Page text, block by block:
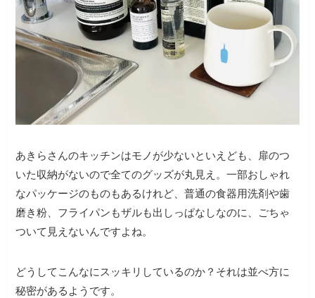
あきらさんのキッチンはモノが少ないといえども、扉のつ
いた収納がないので全てのグッズが丸見え。一部おしゃれ
なパッケージのものもあるけれど、普通の食器用洗剤や歯
磨き粉、フライパンもザルも出しっぱなしなのに、ごちゃ
ついて見えないんですよね。
どうしてこんなにスッキリしているのか？それは並べ方に
秘密があるようです。